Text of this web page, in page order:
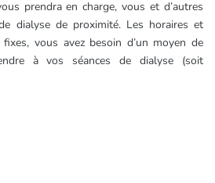
prendra en charge, vous et d’autres
dialyse de proximité. Les horaires et
vous avez besoin d’un moyen de
à vos séances de dialyse (soit